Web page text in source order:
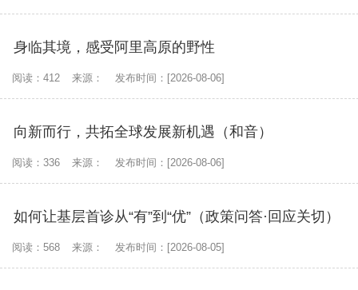
身临其境，感受阿里高原的野性
阅读：412 来源： 发布时间：[2026-08-06]
向新而行，共拓全球发展新机遇（和音）
阅读：336 来源： 发布时间：[2026-08-06]
如何让基层首诊从“有”到“优”（政策问答·回应关切）
阅读：568 来源： 发布时间：[2026-08-05]